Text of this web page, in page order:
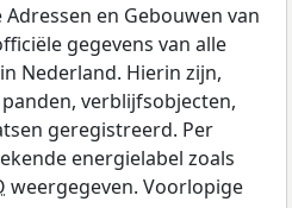
en Gebouwen van
gegevens van alle
Nederland. Hierin zijn,
verblijfsobjecten,
geregistreerd. Per
energielabel zoals
weergegeven. Voorlopige